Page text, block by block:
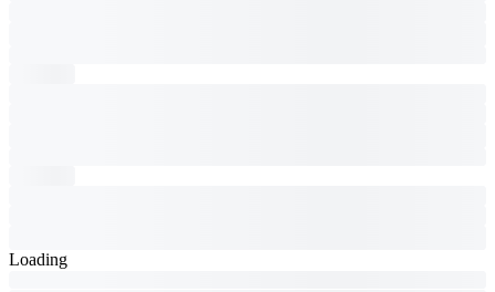
Loading